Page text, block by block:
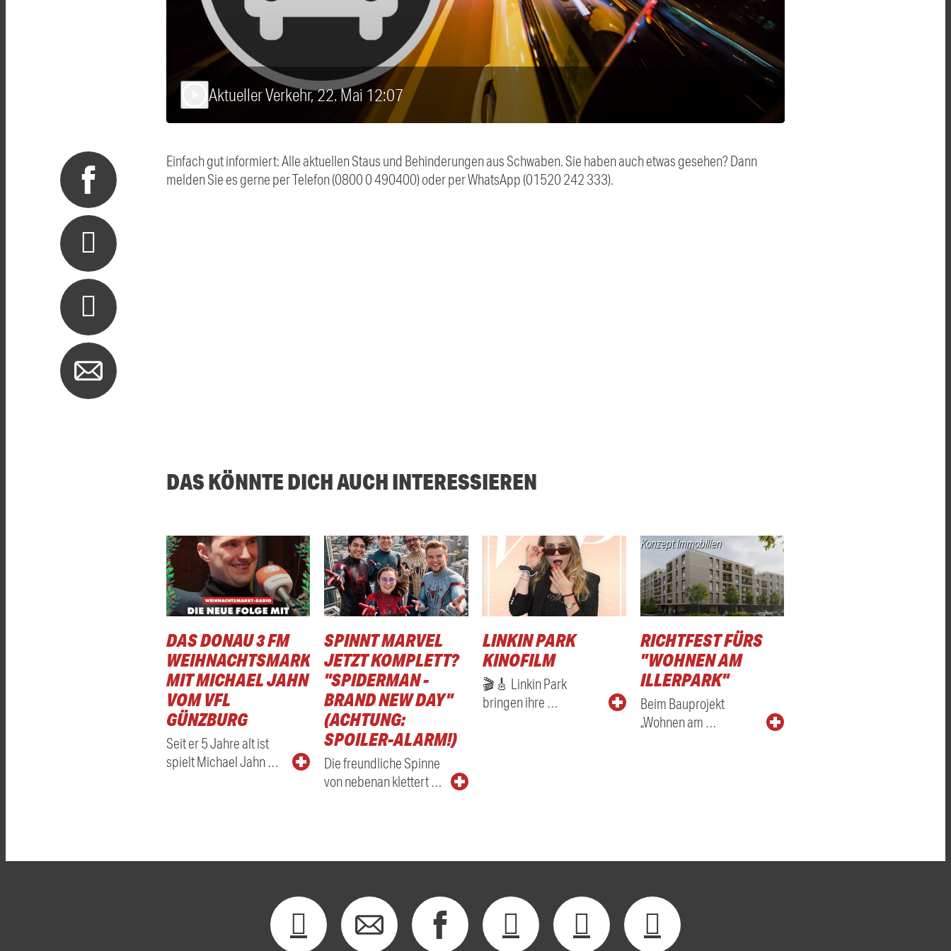
Aktueller Verkehr, 22. Mai 12:07
Einfach gut informiert: Alle aktuellen Staus und Behinderungen aus Schwaben. Sie haben auch etwas gesehen? Dann
melden Sie es gerne per Telefon (0800 0 490400) oder per WhatsApp (01520 242 333).
DAS KÖNNTE DICH AUCH INTERESSIEREN
DAS DONAU 3 FM
WEIHNACHTSMARKTRADIO
MIT MICHAEL JAHN
VOM VFL
GÜNZBURG
Seit er 5 Jahre alt ist
spielt Michael Jahn …
SPINNT MARVEL
JETZT KOMPLETT?
"SPIDERMAN -
BRAND NEW DAY"
(ACHTUNG:
SPOILER-ALARM!)
Die freundliche Spinne
von nebenan klettert …
LINKIN PARK
KINOFILM
🎬🎸 Linkin Park
bringen ihre …
Konzept Immobilien
RICHTFEST FÜRS
"WOHNEN AM
ILLERPARK"
Beim Bauprojekt
„Wohnen am …